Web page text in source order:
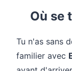
Où se
Tu n'as sans
familier avec